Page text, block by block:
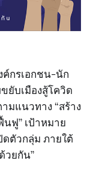
ค์กรเอกชน-นัก
ยับเมืองสู้โควิด
มแนวทาง “สร้าง
ฟู” เป้าหมาย
ดตัวกลุ่ม ภายใต้
วยกัน”